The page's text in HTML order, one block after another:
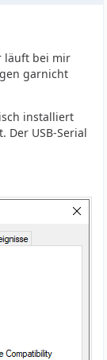
läuft bei mir
garnicht
installiert
Der USB-Serial